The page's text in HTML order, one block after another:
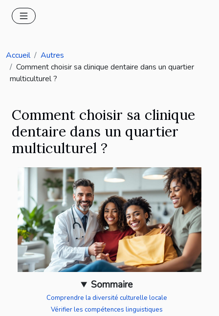
Accueil
Autres
Comment choisir sa clinique dentaire dans un quartier
multiculturel ?
Comment choisir sa clinique
dentaire dans un quartier
multiculturel ?
Sommaire
Comprendre la diversité culturelle locale
Vérifier les compétences linguistiques